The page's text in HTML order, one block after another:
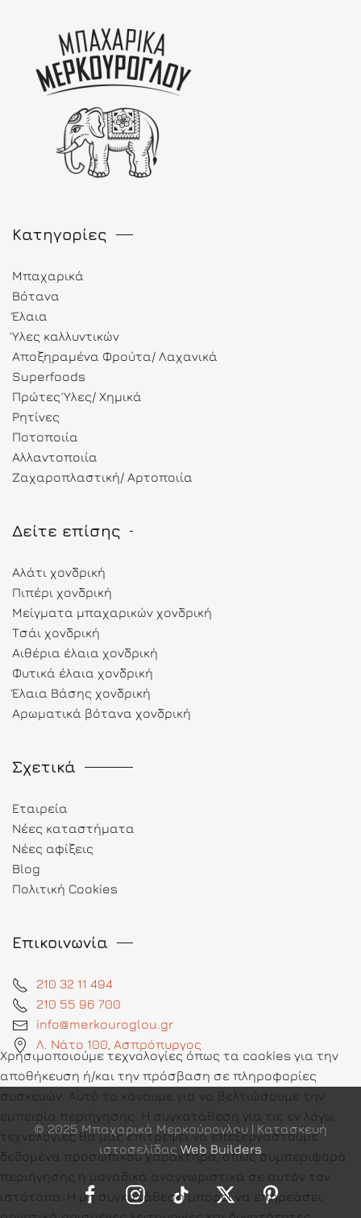
Κατηγορίες
Μπαχαρικά
Βότανα
Έλαια
Ύλες καλλυντικών
Αποξηραμένα Φρούτα/ Λαχανικά
Superfoods
Πρώτες Ύλες/ Χημικά
Ρητίνες
Ποτοποιία
Αλλαντοποιία
Ζαχαροπλαστική/ Αρτοποιία
Δείτε επίσης
Αλάτι χονδρική
Πιπέρι χονδρική
Μείγματα μπαχαρικών χονδρική
Τσάι χονδρική
Αιθέρια έλαια χονδρική
Φυτικά έλαια χονδρική
Έλαια Βάσης χονδρική
Αρωματικά βότανα χονδρική
Σχετικά
Εταιρεία
Νέες καταστήματα
Νέες αφίξεις
Blog
Πολιτική Cookies
Επικοινωνία
210 32 11 494
210 55 96 700
info@merkouroglou.gr
Λ. Νάτο 100, Ασπρόπυργος
© 2025 Μπαχαρικά Μερκούρογλου | Κατασκευή
ιστοσελίδας Web Builders
Χρησιμοποιούμε τεχνολογίες όπως τα cookies για την
αποθήκευση ή/και την πρόσβαση σε πληροφορίες
συσκευών. Αυτό το κάνουμε για να βελτιώσουμε την
εμπειρία περιήγησης. Η συγκατάθεση για τις εν λόγω
τεχνολογίες θα μας επιτρέψει να επεξεργαστούμε
δεδομένα προσωπικού χαρακτήρα, όπως συμπεριφορά
περιήγησης ή μοναδικά αναγνωριστικά σε αυτόν τον
ιστότοπο. Η μη συγκατάθεση μπορεί να επηρεάσει